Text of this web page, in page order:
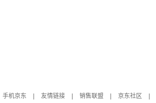
手机京东 友情链接 销售联盟 京东社区